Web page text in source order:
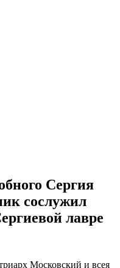
Сергия
сослужил
лавре
Московский и всея